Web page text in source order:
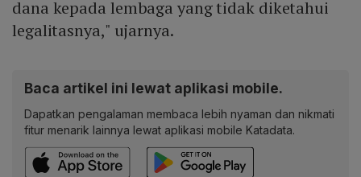
dana kepada lembaga yang tidak diketahui
legalitasnya," ujarnya.
Baca artikel ini lewat aplikasi mobile.
Dapatkan pengalaman membaca lebih nyaman dan nikmati
fitur menarik lainnya lewat aplikasi mobile Katadata.